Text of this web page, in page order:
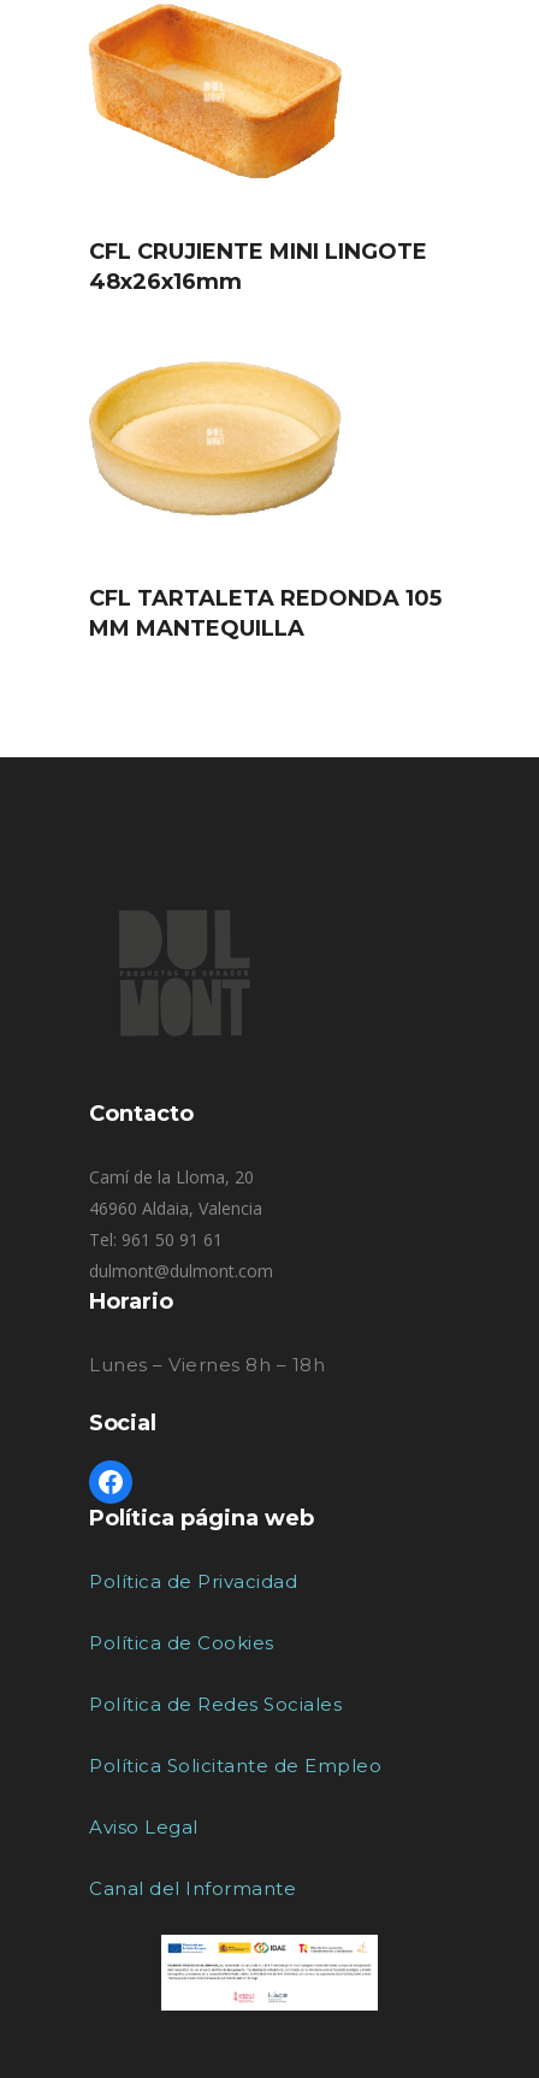
CFL CRUJIENTE MINI LINGOTE
48x26x16mm
CFL TARTALETA REDONDA 105
MM MANTEQUILLA
Contacto
Camí de la Lloma, 20
46960 Aldaia, Valencia
Tel: 961 50 91 61
dulmont@dulmont.com
Horario
Lunes – Viernes 8h – 18h
Social
Política página web
Política de Privacidad
Política de Cookies
Política de Redes Sociales
Política Solicitante de Empleo
Aviso Legal
Canal del Informante